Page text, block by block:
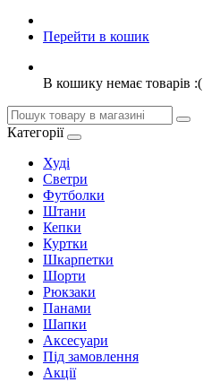
Перейти в кошик
В кошику немає товарів :(
Категорії
Худі
Светри
Футболки
Штани
Кепки
Куртки
Шкарпетки
Шорти
Рюкзаки
Панами
Шапки
Аксесуари
Під замовлення
Акції